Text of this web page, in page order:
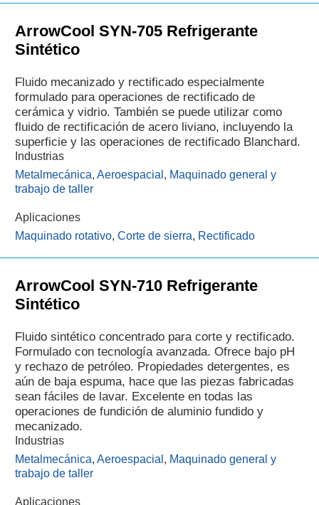
ArrowCool SYN-705 Refrigerante
Sintético
Fluido mecanizado y rectificado especialmente
formulado para operaciones de rectificado de
cerámica y vidrio. También se puede utilizar como
fluido de rectificación de acero liviano, incluyendo la
superficie y las operaciones de rectificado Blanchard.
Industrias
Metalmecánica, Aeroespacial , Maquinado general y
trabajo de taller
Aplicaciones
Maquinado rotativo, Corte de sierra, Rectificado
ArrowCool SYN-710 Refrigerante
Sintético
Fluido sintético concentrado para corte y rectificado.
Formulado con tecnología avanzada. Ofrece bajo pH
y rechazo de petróleo. Propiedades detergentes, es
aún de baja espuma, hace que las piezas fabricadas
sean fáciles de lavar. Excelente en todas las
operaciones de fundición de aluminio fundido y
mecanizado.
Industrias
Metalmecánica, Aeroespacial , Maquinado general y
trabajo de taller
Aplicaciones